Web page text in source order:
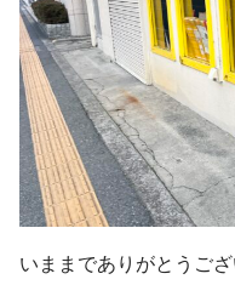
いままでありがとうご